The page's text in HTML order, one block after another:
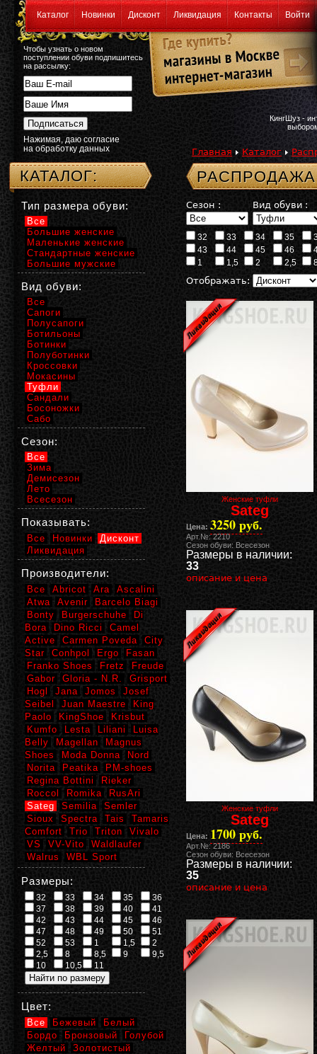
Каталог Новинки Дисконт Ликвидация Контакты Войти
Чтобы узнать о новом
поступлении обуви подпишитесь
на рассылку:
Нажимая, даю согласие
на обработку данных
КингШуз -
Главная Каталог
РАСПРОДАЖА:
Сезон : Вид обуви :
32 33 34 35
43
44 45 46
1
1,5 2 2,5
Отображать:
Женские туфли
Sateg
Цена: 3250 руб.
Арт.№: 2210
Сезон обуви: Всесезон
Размеры в наличии:
33
описание и цена
Женские туфли
Sateg
Цена: 1700 руб.
Арт.№: 2186
Сезон обуви: Всесезон
Размеры в наличии:
35
описание и цена
КАТАЛОГ:
Тип размера обуви:
Все
Большие женские
Маленькие женские
Стандартные женские
Большие мужские
Вид обуви:
Все
Сапоги
Полусапоги
Ботильоны
Ботинки
Полуботинки
Кроссовки
Мокасины
Туфли
Сандали
Босоножки
Сабо
Сезон:
Все
Зима
Демисезон
Лето
Всесезон
Показывать:
Все Новинки
Дисконт
Ликвидация
Производители:
Все Abricot Ara
Ascalini
Atwa
Avenir
Barcelo Biagi
Bonty
Burgerschuhe
Di
Bora
Dino Ricci
Camel
Active
Carmen Poveda
City
Star
Conhpol Ergo
Fasan
Franko Shoes
Fretz
Freude
Gabor
Gloria - N.R.
Grisport
Hogl
Jana Jomos
Josef
Seibel
Juan Maestre
King
Paolo
KingShoe
Krisbut
Kumfo
Lesta Liliani
Luisa
Belly
Magellan
Magnus
Shoes
Moda Donna
Nord
Norita
Peatika
PM-shoes
Regina Bottini
Rieker
Roccol
Romika
RusAri
Sateg
Semilia
Semler
Sioux
Spectra Tais
Tamaris
Comfort
Trio Triton
Vivalo
VS
VV-Vito
Waldlaufer
Walrus
WBL Sport
Размеры:
32 33 34 35
36
37
38 39 40
41
42
43 44 45
46
47
48 49 50
51
52
53 1 1,5
2
2,5
8 8,5 9
9,5
10
10,5 11
Цвет:
Все Бежевый
Белый
Бордо
Бронзовый
Голубой
Желтый
Золотистый